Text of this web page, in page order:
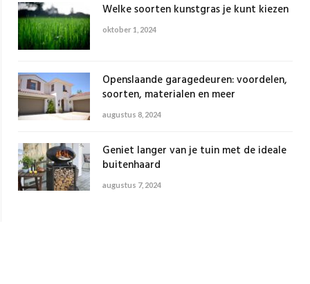
Welke soorten kunstgras je kunt kiezen
oktober 1, 2024
Openslaande garagedeuren: voordelen,
soorten, materialen en meer
augustus 8, 2024
Geniet langer van je tuin met de ideale
buitenhaard
augustus 7, 2024